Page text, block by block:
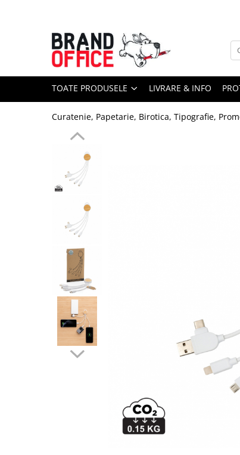
Toate Produsele
Unitate Protejata - PRODUCTIE
Hartie copiator si produse
Saci menajeri (Unitate Protejata)
Agende, calendare si organizatoare
Organizatoare business
Birotica si papetarie
Hartie si articole din hartie
Bibliorafturi, caiete mecanice,
Capsatoare, capse si perforatoare
Caiete si blocnotesuri
Dosare, folii protectie si mape
Accesorii diverse pentru birou
TOATE PRODUSELE LIVRARE & INFO
Curatenie, Papetarie, Birotica, Tipografie,